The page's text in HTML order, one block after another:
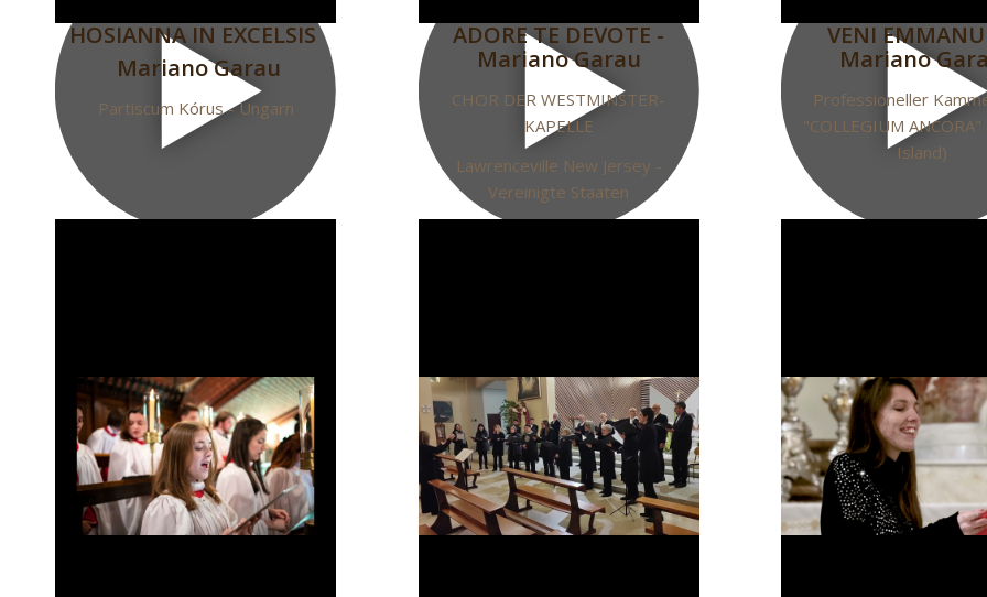
Link
einbetten
Kopieren Sie diesen HTML-Code und
fügen Sie ihn auf Ihrer Webseite ein.
HOSIANNA IN EXCELSIS
Mariano Garau
Partiscum Kórus - Ungarn
Link
einbetten
Kopieren Sie diesen HTML-Code und
fügen Sie ihn auf Ihrer Webseite ein.
ADORE TE DEVOTE -
Mariano Garau
CHOR DER WESTMINSTER-
KAPELLE
Lawrenceville New Jersey -
Vereinigte Staaten
Link
einbetten
Kopieren Sie diesen
fügen Sie ihn auf Ihrer
VENI
Mariano
Professioneller
"COLLEGIUM
Island)